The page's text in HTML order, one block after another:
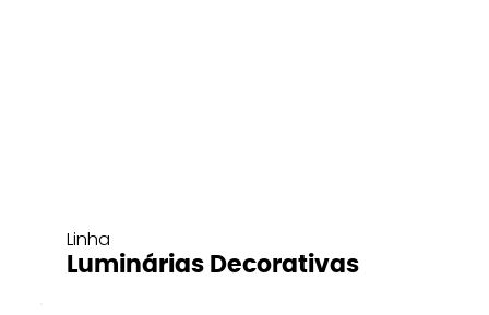
Linha
Luminárias Decorativas